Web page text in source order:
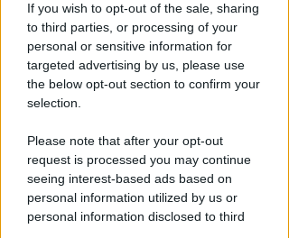
If you wish to opt-out of the sale, sharing
to third parties, or processing of your
personal or sensitive information for
targeted advertising by us, please use
the below opt-out section to confirm your
selection.
Please note that after your opt-out
request is processed you may continue
seeing interest-based ads based on
personal information utilized by us or
personal information disclosed to third
DALL'8 AL 15 AGOSTO
Ballo abusivo e feste a
pagamento senza licenza.
Chiude per 7 giorni il Mojito
diRedazione